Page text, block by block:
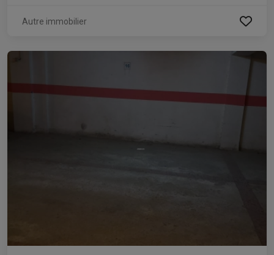
Autre immobilier